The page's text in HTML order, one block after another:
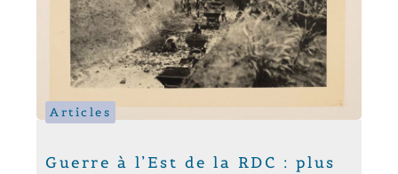
Articles
Guerre à l’Est de la RDC : plus